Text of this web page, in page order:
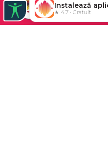
Instalează
★ 4.7 · Gratuit